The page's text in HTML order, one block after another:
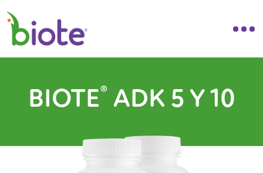
BIOTE® ADK 5 Y 10